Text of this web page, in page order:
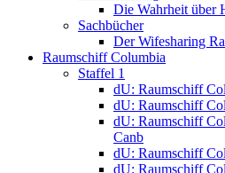
Die Wahrheit über
Sachbücher
Der Wifesharing
Raumschiff Columbia
Staffel 1
dU: Raumschiff
dU: Raumschiff
dU: Raumschiff
Canb
dU: Raumschiff
dU: Raumschiff